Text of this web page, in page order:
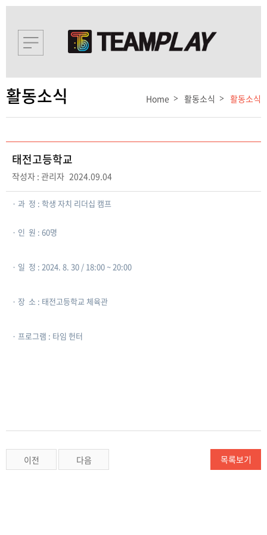
활동소식 Home 활동소식 활동소식
태전고등학교
작성자 : 관리자 2024.09.04
· ​과 정 : 학생 자치 리더십 캠프
​· ​인 원 : 60명
​· ​일 정 : 2024. 8. 30 / 18:00 ~ 20:00
​· ​장 소 : 태전고등학교 체육관
​· ​프로그램 : 타임 헌터
이전 다음 목록보기